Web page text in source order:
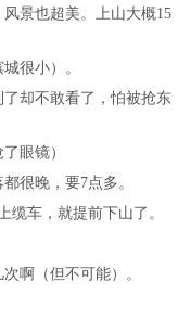
景也超美。上山大概15
很小）。
却不敢看了，怕被抢东
眼镜）
很晚，要7点多。
缆车，就提前下山了。
啊（但不可能）。